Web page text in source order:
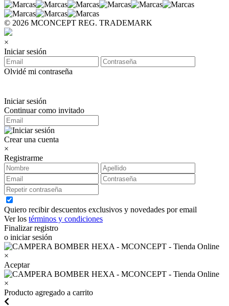
© 2026 MCONCEPT REG. TRADEMARK
×
Iniciar sesión
Olvidé mi contraseña
Iniciar sesión
Continuar como invitado
Crear una cuenta
×
Registrarme
Quiero recibir descuentos exclusivos y novedades por email
Ver los términos y condiciones
Finalizar registro
o iniciar sesión
×
Aceptar
×
Producto agregado a carrito